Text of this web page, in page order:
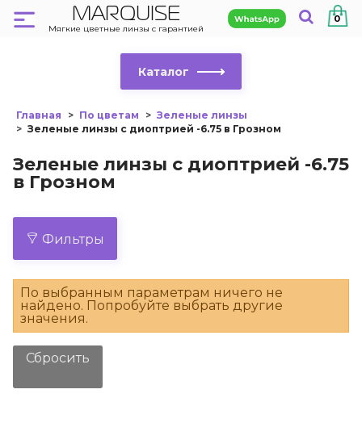
MARQUISE
Мягкие цветные линзы с гарантией
0
Каталог
Главная По цветам
Зеленые линзы
Зеленые линзы с диоптрией -6.75 в Грозном
Зеленые линзы с диоптрией -6.75
в Грозном
Фильтры
По выбранным параметрам ничего не
найдено. Попробуйте выбрать другие
значения.
Сбросить